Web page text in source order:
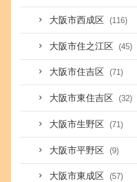
大阪市西成区 (116)
大阪市住之江区 (45)
大阪市住吉区 (71)
大阪市東住吉区 (32)
大阪市生野区 (71)
大阪市平野区 (9)
大阪市東成区 (57)